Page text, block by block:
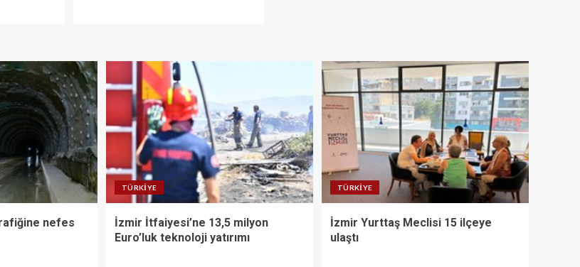
nefes
TÜRKIYE
İzmir İtfaiyesi’ne 13,5 milyon
Euro’luk teknoloji yatırımı
TÜRKIYE
İzmir Yurttaş Meclisi 15 ilçeye
ulaştı